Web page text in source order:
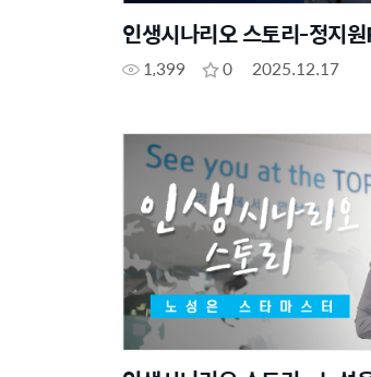
인생시나리오 스토리-정지
1,399 0 2025.12.17